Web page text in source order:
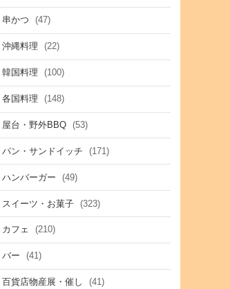
串かつ (47)
沖縄料理 (22)
韓国料理 (100)
各国料理 (148)
屋台・野外BBQ (53)
パン・サンドイッチ (171)
ハンバーガー (49)
スイーツ・お菓子 (323)
カフェ (210)
バー (41)
百貨店物産展・催し (41)